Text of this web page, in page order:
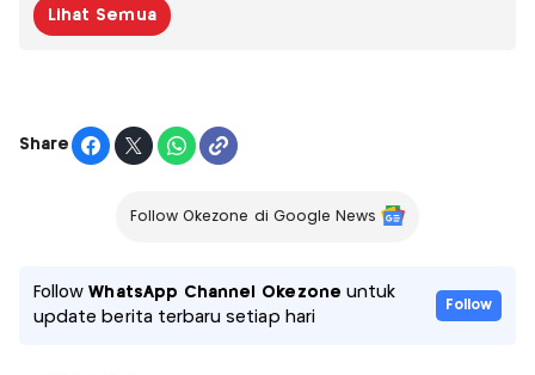
Lihat Semua
Share
Follow Okezone di Google News
FollowWhatsApp Channel Okezone untuk
update berita terbaru setiap hari
Follow